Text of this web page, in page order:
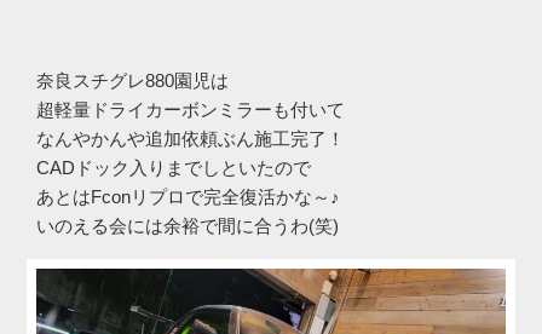
奈良スチグレ880園児は
超軽量ドライカーボンミラーも付いて
なんやかんや追加依頼ぶん施工完了！
CADドック入りまでしといたので
あとはFconリプロで完全復活かな～♪
いのえる会には余裕で間に合うわ(笑)